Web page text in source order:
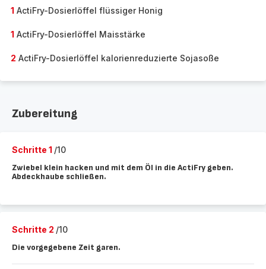
1 ActiFry-Dosierlöffel flüssiger Honig
1 ActiFry-Dosierlöffel Maisstärke
2 ActiFry-Dosierlöffel kalorienreduzierte Sojasoße
Zubereitung
Schritte 1 /10
Zwiebel klein hacken und mit dem Öl in die ActiFry geben.
Abdeckhaube schließen.
Schritte 2 /10
Die vorgegebene Zeit garen.